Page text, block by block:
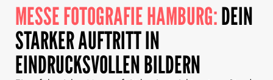
MESSE FOTOGRAFIE HAMBURG:DEIN
STARKER AUFTRITT IN
EINDRUCKSVOLLEN BILDERN